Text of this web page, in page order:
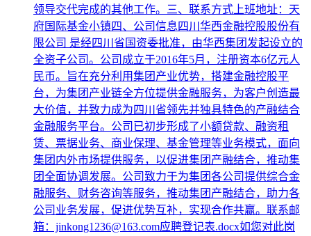
领导交代完成的其他工作。三、联系方式上班地址：天
府国际基金小镇四、公司信息四川华西金融控股股份有
限公司 是经四川省国资委批准，由华西集团发起设立的
全资子公司。公司成立于2016年5月，注册资本6亿元人
民币。旨在充分利用集团产业优势，搭建金融控股平
台，为集团产业链全方位提供金融服务，为客户创造最
大价值，并致力成为四川省领先并独具特色的产融结合
金融服务平台。公司已初步形成了小额贷款、融资租
赁、票据业务、商业保理、基金管理等业务模式，面向
集团内外市场提供服务，以促进集团产融结合，推动集
团全面协调发展。公司致力于为集团各公司提供综合金
融服务、财务咨询等服务，推动集团产融结合，助力各
公司业务发展，促进优势互补，实现合作共赢。联系邮
箱：jinkong1236@163.com应聘登记表.docx如您对此岗